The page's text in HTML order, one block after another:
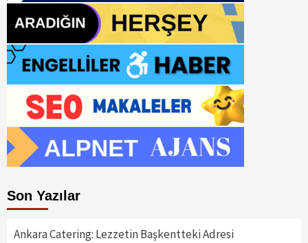
Son Yazılar
Ankara Catering: Lezzetin Başkentteki Adresi